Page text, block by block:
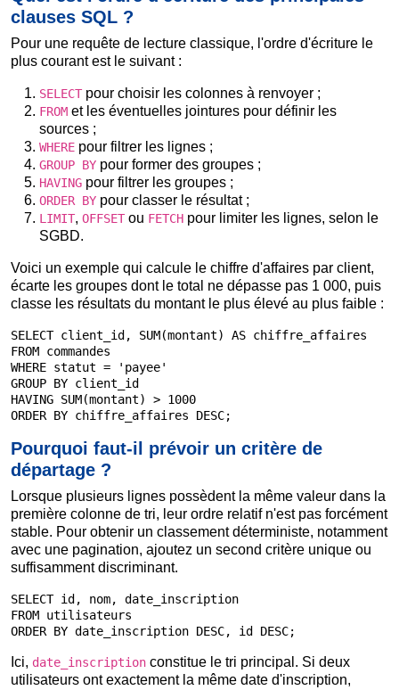
clauses SQL ?
Pour une requête de lecture classique, l'ordre d'écriture le
plus courant est le suivant :
SELECT pour choisir les colonnes à renvoyer ;
FROM et les éventuelles jointures pour définir les
sources ;
WHERE pour filtrer les lignes ;
GROUP BY pour former des groupes ;
HAVING pour filtrer les groupes ;
ORDER BY pour classer le résultat ;
LIMIT, OFFSET ou FETCH pour limiter les lignes, selon le
SGBD.
Voici un exemple qui calcule le chiffre d'affaires par client,
écarte les groupes dont le total ne dépasse pas 1 000, puis
classe les résultats du montant le plus élevé au plus faible :
SELECT client_id, SUM(montant) AS chiffre_affaires
FROM commandes
WHERE statut = 'payee'
GROUP BY client_id
HAVING SUM(montant) > 1000
ORDER BY chiffre_affaires DESC;
Pourquoi faut-il prévoir un critère de
départage ?
Lorsque plusieurs lignes possèdent la même valeur dans la
première colonne de tri, leur ordre relatif n'est pas forcément
stable. Pour obtenir un classement déterministe, notamment
avec une pagination, ajoutez un second critère unique ou
suffisamment discriminant.
SELECT id, nom, date_inscription
FROM utilisateurs
ORDER BY date_inscription DESC, id DESC;
Ici, date_inscription constitue le tri principal. Si deux
utilisateurs ont exactement la même date d'inscription,